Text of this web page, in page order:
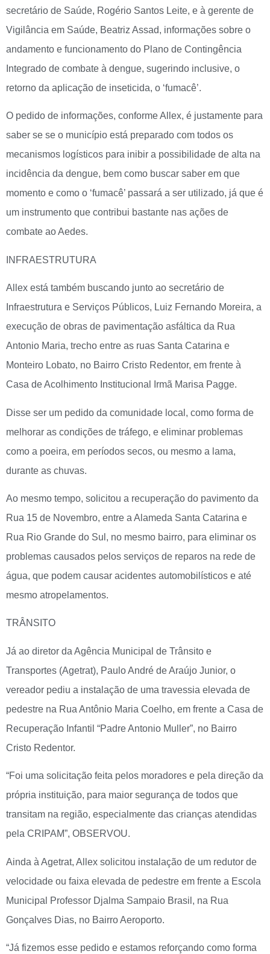
secretário de Saúde, Rogério Santos Leite, e à gerente de
Vigilância em Saúde, Beatriz Assad, informações sobre o
andamento e funcionamento do Plano de Contingência
Integrado de combate à dengue, sugerindo inclusive, o
retorno da aplicação de inseticida, o ‘fumacê’.
O pedido de informações, conforme Allex, é justamente para
saber se se o município está preparado com todos os
mecanismos logísticos para inibir a possibilidade de alta na
incidência da dengue, bem como buscar saber em que
momento e como o ‘fumacê’ passará a ser utilizado, já que é
um instrumento que contribui bastante nas ações de
combate ao Aedes.
INFRAESTRUTURA
Allex está também buscando junto ao secretário de
Infraestrutura e Serviços Públicos, Luiz Fernando Moreira, a
execução de obras de pavimentação asfáltica da Rua
Antonio Maria, trecho entre as ruas Santa Catarina e
Monteiro Lobato, no Bairro Cristo Redentor, em frente à
Casa de Acolhimento Institucional Irmã Marisa Pagge.
Disse ser um pedido da comunidade local, como forma de
melhorar as condições de tráfego, e eliminar problemas
como a poeira, em períodos secos, ou mesmo a lama,
durante as chuvas.
Ao mesmo tempo, solicitou a recuperação do pavimento da
Rua 15 de Novembro, entre a Alameda Santa Catarina e
Rua Rio Grande do Sul, no mesmo bairro, para eliminar os
problemas causados pelos serviços de reparos na rede de
água, que podem causar acidentes automobilísticos e até
mesmo atropelamentos.
TRÂNSITO
Já ao diretor da Agência Municipal de Trânsito e
Transportes (Agetrat), Paulo André de Araújo Junior, o
vereador pediu a instalação de uma travessia elevada de
pedestre na Rua Antônio Maria Coelho, em frente a Casa de
Recuperação Infantil “Padre Antonio Muller”, no Bairro
Cristo Redentor.
“Foi uma solicitação feita pelos moradores e pela direção da
própria instituição, para maior segurança de todos que
transitam na região, especialmente das crianças atendidas
pela CRIPAM”, OBSERVOU.
Ainda à Agetrat, Allex solicitou instalação de um redutor de
velocidade ou faixa elevada de pedestre em frente a Escola
Municipal Professor Djalma Sampaio Brasil, na Rua
Gonçalves Dias, no Bairro Aeroporto.
“Já fizemos esse pedido e estamos reforçando como forma